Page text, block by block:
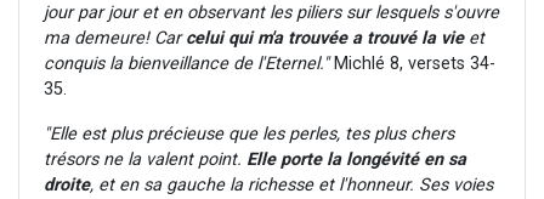
jour par jour et en observant les piliers sur lesquels s'ouvre
ma demeure! Carcelui qui m'a trouvée a trouvé la vieet
conquis la bienveillance de l'Eternel."Michlé 8, versets 34-
35.
"Elle est plus précieuse que les perles, tes plus chers
trésors ne la valent point. Elle porte la longévité en sa
droite, et en sa gauche la richesse et l'honneur. Ses voies